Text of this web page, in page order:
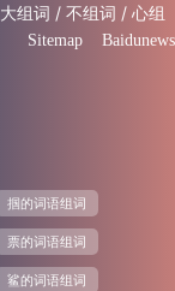
大组词 / 不组词 / 心组
Sitemap Baidunews
掴的词语组词
票的词语组词
鲨的词语组词